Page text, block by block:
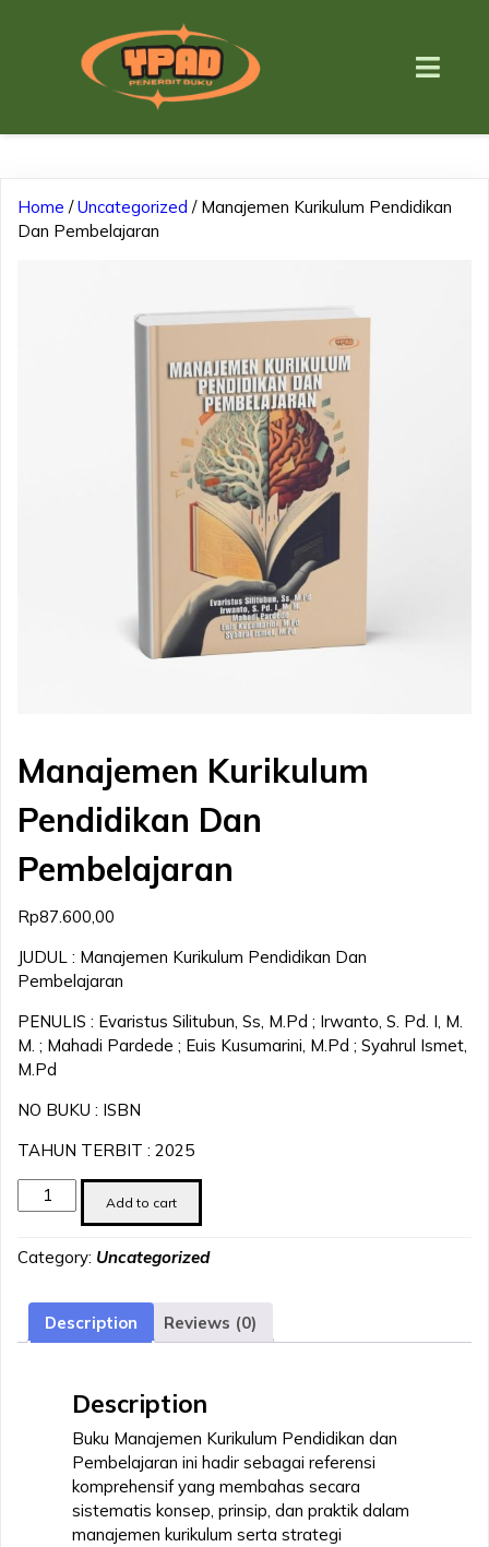
Home /Uncategorized / Manajemen Kurikulum Pendidikan
Dan Pembelajaran
Manajemen Kurikulum
Pendidikan Dan
Pembelajaran
Rp87.600,00
JUDUL : Manajemen Kurikulum Pendidikan Dan
Pembelajaran
PENULIS : Evaristus Silitubun, Ss, M.Pd ; Irwanto, S. Pd. I, M.
M. ; Mahadi Pardede ; Euis Kusumarini, M.Pd ; Syahrul Ismet,
M.Pd
NO BUKU : ISBN
TAHUN TERBIT : 2025
Manajemen
Kurikulum
Dan
quantity
Add to cart
Category: Uncategorized
Description Reviews (0)
Description
Buku Manajemen Kurikulum Pendidikan dan
Pembelajaran ini hadir sebagai referensi
komprehensif yang membahas secara
sistematis konsep, prinsip, dan praktik dalam
manajemen kurikulum serta strategi